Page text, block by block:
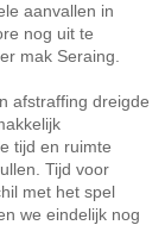
aanvallen in
nog uit te
mak Seraing.
afstraffing dreigde
tijd en ruimte
Tijd voor
met het spel
we eindelijk nog